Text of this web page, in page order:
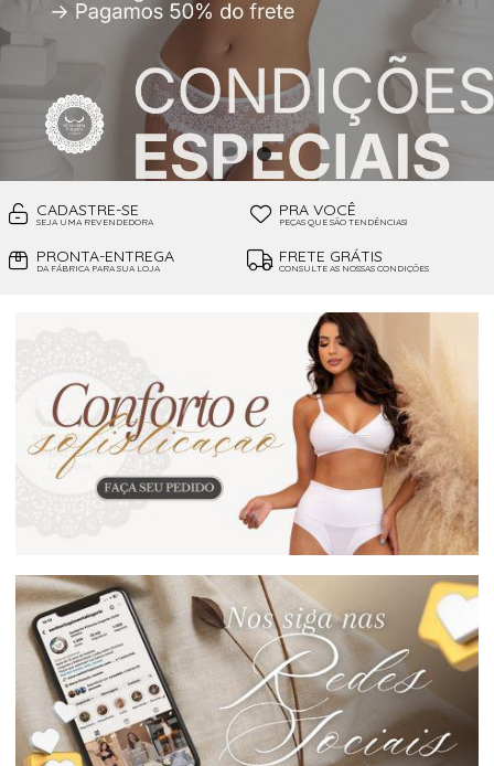
CADASTRE-SE
SEJA UMA REVENDEDORA
PRA VOCÊ
PEÇAS QUE SÃO TENDÊNCIAS!
PRONTA-ENTREGA
DA FÁBRICA PARA SUA LOJA
FRETE GRÁTIS
CONSULTE AS NOSSAS CONDIÇÕES